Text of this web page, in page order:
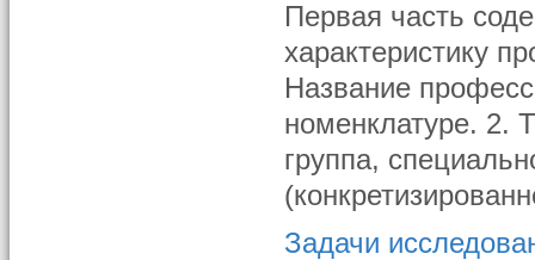
Первая часть
характеристику
Название
номенклатуре. 2.
группа,
Задачи